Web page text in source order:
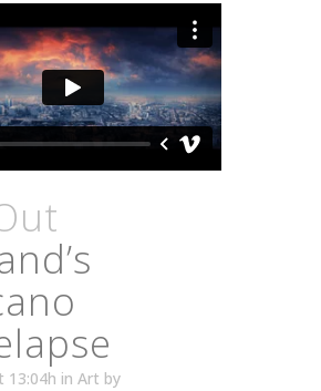
13:04h in Art by